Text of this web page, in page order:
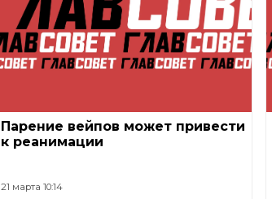
Парение вейпов может привести
к реанимации
21 марта 10:14